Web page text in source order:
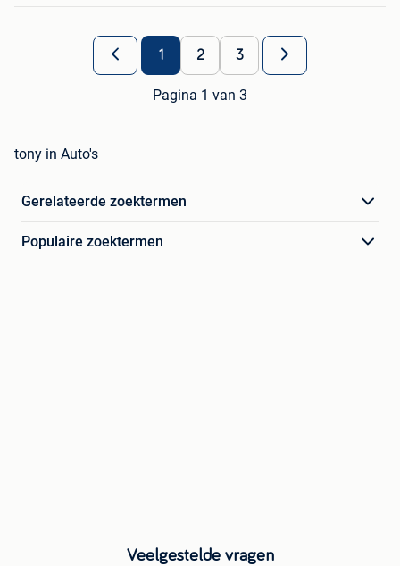
1 2 3
Pagina 1 van 3
tony in Auto's
Gerelateerde zoektermen
Populaire zoektermen
Veelgestelde vragen